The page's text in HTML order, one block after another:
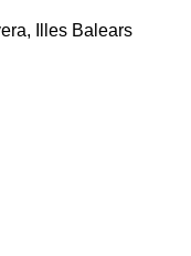
Illes Balears